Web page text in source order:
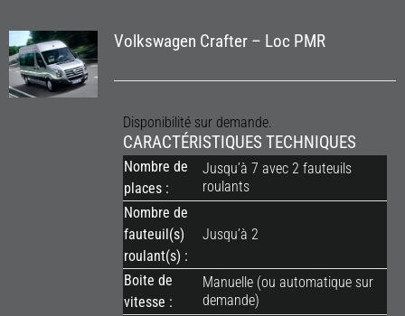
Volkswagen Crafter – Loc PMR
Disponibilité sur demande.
CARACTÉRISTIQUES TECHNIQUES
Nombre de
places :
Jusqu’à 7 avec 2 fauteuils
roulants
Nombre de
fauteuil(s)
roulant(s) :
Jusqu’à 2
Boite de
vitesse :
Manuelle (ou automatique sur
demande)